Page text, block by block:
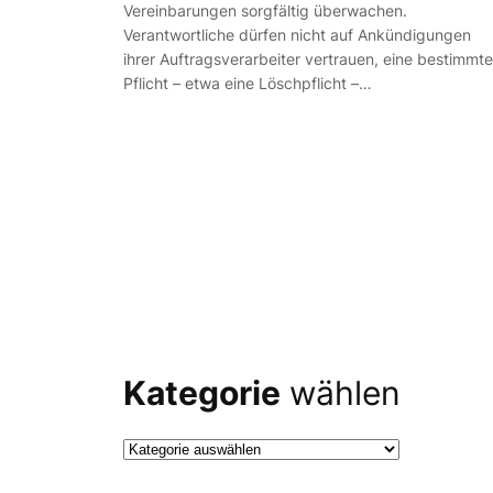
Vereinbarungen sorgfältig überwachen.
Verantwortliche dürfen nicht auf Ankündigungen
ihrer Auftragsverarbeiter vertrauen, eine bestimmte
Pflicht – etwa eine Löschpflicht –…
Kategorie wählen